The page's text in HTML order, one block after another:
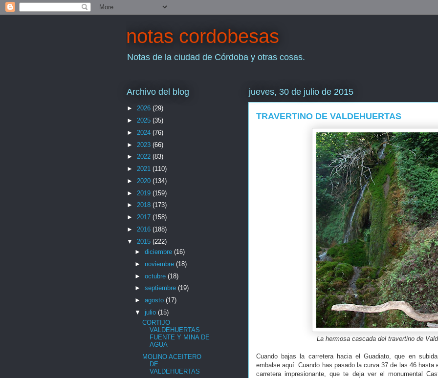
notas cordobesas
Notas de la ciudad de Córdoba y otras cosas.
jueves, 30 de julio de 2015
TRAVERTINO DE VALDEHUERTAS
La hermosa cascada del travertino de
Cuando bajas la carretera hacia el Guadiato, que en
embalse aquí. Cuando has pasado la curva 37 de las 46 hasta
carretera impresionante, que te deja ver el monumental
Archivo del blog
► 2026 (29)
► 2025 (35)
► 2024 (76)
► 2023 (66)
► 2022 (83)
► 2021 (110)
► 2020 (134)
► 2019 (159)
► 2018 (173)
► 2017 (158)
► 2016 (188)
▼ 2015 (222)
► diciembre (16)
► noviembre (18)
► octubre (18)
► septiembre (19)
► agosto (17)
▼ julio (15)
CORTIJO
VALDEHUERTAS
FUENTE Y MINA DE
AGUA
MOLINO ACEITERO
DE
VALDEHUERTAS